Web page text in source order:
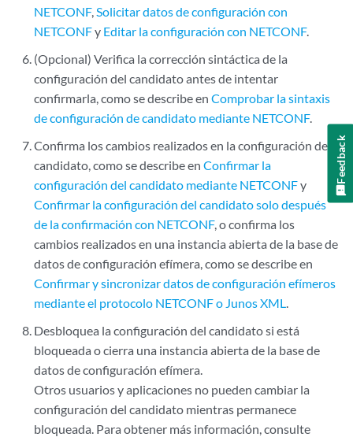
NETCONF,Solicitar datos de configuración con
NETCONFy Editar la configuración con NETCONF.
(Opcional) Verifica la corrección sintáctica de la
configuración del candidato antes de intentar
confirmarla, como se describe enComprobar la sintaxis
de configuración de candidato mediante NETCONF.
Confirma los cambios realizados en la configuración del
candidato, como se describe enConfirmar la
configuración del candidato mediante NETCONFy
Confirmar la configuración del candidato solo después
de la confirmación con NETCONF, o confirma los
cambios realizados en una instancia abierta de la base de
datos de configuración efímera, como se describe en
Confirmar y sincronizar datos de configuración efímeros
mediante el protocolo NETCONF o Junos XML.
Desbloquea la configuración del candidato si está
bloqueada o cierra una instancia abierta de la base de
datos de configuración efímera.
Otros usuarios y aplicaciones no pueden cambiar la
configuración del candidato mientras permanece
bloqueada. Para obtener más información, consulte
Feedback